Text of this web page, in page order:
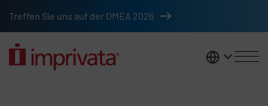
Treffen Sie uns auf der DMEA 2026
DACH